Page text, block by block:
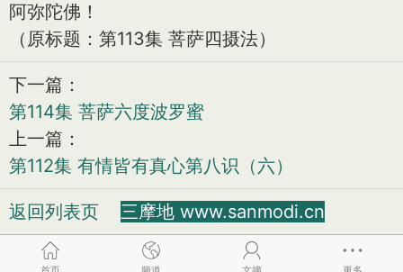
阿弥陀佛！
（原标题：第113集 菩萨四摄法）
下一篇：
第114集 菩萨六度波罗蜜
上一篇：
第112集 有情皆有真心第八识（六）
返回列表页 三摩地 www.sanmodi.cn